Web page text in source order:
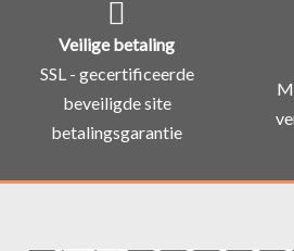
Veilige betaling
SSL - gecertificeerde
beveiligde site
betalingsgarantie